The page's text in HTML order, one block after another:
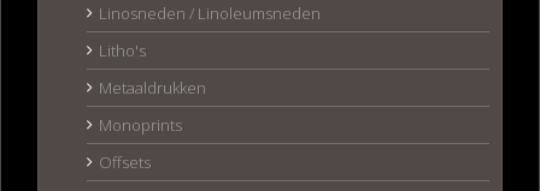
Linosneden / Linoleumsneden
Litho's
Metaaldrukken
Monoprints
Offsets